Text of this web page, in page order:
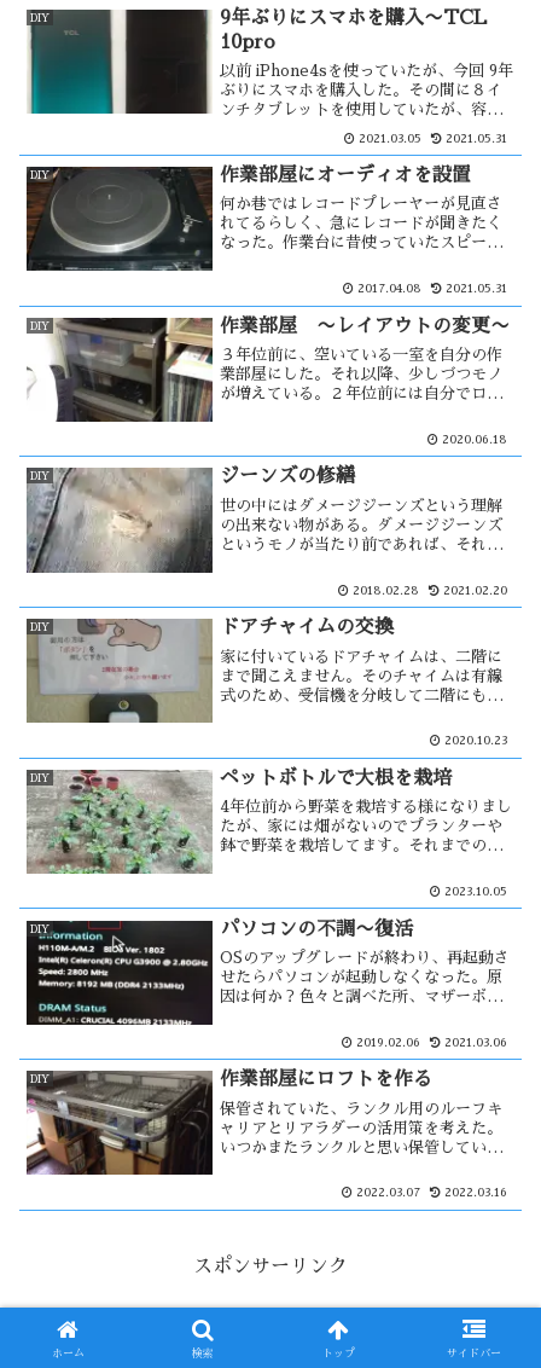
た。そのためには、電源を増設する必要
があった。設置方法もアルトの時とは変
え・・・
DIY
9年ぶりにスマホを購入〜TCL
10pro
以前 iPhone4sを使っていたが、今回 9年
ぶりにスマホを購入した。その間に８イ
ンチタブレットを使用していたが、容量
なってしまった。いまのスマホはサイズ
が大きいので、この機会にスマホに切り
替えた。
2021.03.05 2021.05.31
DIY 作業部屋にオーディオを設置
何か巷ではレコードプレーヤーが見直さ
れてるらしく、急にレコードが聞きたく
なった。作業台に昔使っていたスピーカ
機器をつなぐ事にした。ただ、しばらく
か？ターンテーブルのゴムベルトが経年
2017.04.08 2021.05.31
DIY 作業部屋 〜レイアウトの変更〜
３年位前に、空いている一室を自分の作
業部屋にした。それ以降、少しづつモノ
が増えている。２年位前には自分でロフ
レイアウトを大幅に変更したが、ぶら下
ウトは大きく変わる事になる。
2020.06.18
DIY ジーンズの修繕
世の中にはダメージジーンズという理解
の出来ない物がある。ダメージジーンズ
というモノが当たり前であれば、それは
があると思う。使い込まれれば生地が薄
ンズを履く事に抵抗がある。そこで自分
2018.02.28 2021.02.20
DIY ドアチャイムの交換
家に付いているドアチャイムは、二階に
まで聞こえません。そのチャイムは有線
式のため、受信機を分岐して二階にも付
レスドアチャイムの存在を知った。それ
るが、捨てられないのは貧乏性？
2020.10.23
DIY ペットボトルで大根を栽培
4年位前から野菜を栽培する様になりまし
たが、家には畑がないのでプランターや
鉢で野菜を栽培してます。それまでの結
うと思った。でも深い鉢やプランターは
出来ないか・・・
2023.10.05
DIY パソコンの不調〜復活
OSのアップグレードが終わり、再起動さ
せたらパソコンが起動しなくなった。原
因は何か？色々と調べた所、マザーボー
し、それは関係がない様だった。OSのク
ていたら、進むも退くも出来ない状況
2019.02.06 2021.03.06
DIY 作業部屋にロフトを作る
保管されていた、ランクル用のルーフキ
ャリアとリアラダーの活用策を考えた。
いつかまたランクルと思い保管していた
ている二段ベットをイメージして、ロフ
2022.03.07 2022.03.16
スポンサーリンク
ホーム 検索 トップ サイドバー